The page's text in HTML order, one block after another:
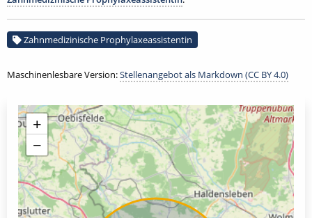
Zahnmedizinische Prophylaxeassistentin
Maschinenlesbare Version:Stellenangebot als Markdown (CC BY 4.0)
+
−